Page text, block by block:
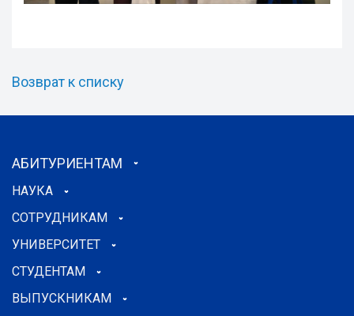
Возврат к списку
АБИТУРИЕНТАМ
НАУКА
СОТРУДНИКАМ
УНИВЕРСИТЕТ
СТУДЕНТАМ
ВЫПУСКНИКАМ